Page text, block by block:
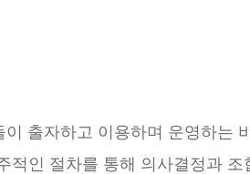
출자하고 이용하며 운영하는
적인 절차를 통해 의사결정과 조